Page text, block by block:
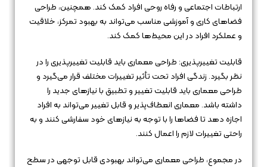
ارتباطات اجتماعی و رفاه روحی افراد کمک کند. همچنین، طراحی
فضاهای کاری و آموزشی مناسب می‌تواند به بهبود تمرکز، خلاقیت
و عملکرد افراد در این محیط‌ها کمک کند.
قابلیت تغییرپذیری: طراحی معماری باید قابلیت تغییرپذیری را در
نظر بگیرد. زندگی افراد تحت تأثیر تغییرات مختلف قرار می‌گیرد و
طراحی معماری باید قابلیت تغییر و تطبیق با نیازهای جدید را
داشته باشد. معماری انعطاف‌پذیر و قابل تغییر می‌تواند به افراد
اجازه دهد تا فضاها را با توجه به نیازهای خود سفارشی کنند و به
راحتی تغییرات لازم را اعمال کنند.
در مجموع، طراحی معماری می‌تواند بهبودی قابل توجهی در سطح